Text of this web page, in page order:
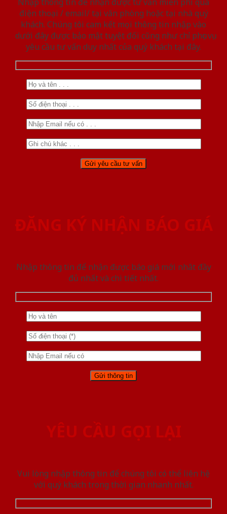
điện thoại / email/ tại văn phòng hoặc tại nhà quý
khách. Chúng tôi cam kết mọi thông tin nhập vào
dưới đây được bảo mật tuyệt đối cũng như chỉ phục vụ
yêu cầu tư vấn duy nhất của quý khách tại đây.
ĐĂNG KÝ NHẬN BÁO GIÁ
Nhập thông tin để nhận được báo giá mới nhât đầy
đủ nhất và chi tiết nhất.
YÊU CẦU GỌI LẠI
Vui lòng nhập thông tin để chúng tôi có thể liên hệ
với quý khách trong thời gian nhanh nhất.